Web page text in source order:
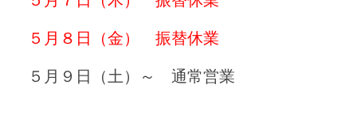
５月８日（金） 振替休業
５月９日（土）～ 通常営業